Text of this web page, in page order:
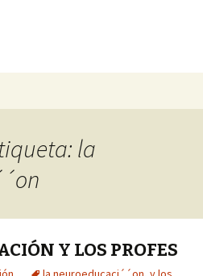
la
Y LOS PROFES